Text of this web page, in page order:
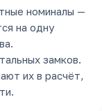
номиналы —
на одну
замков.
их в расчёт,